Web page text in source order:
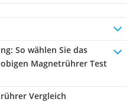
: So wählen Sie das
Magnetrührer Test
Vergleich